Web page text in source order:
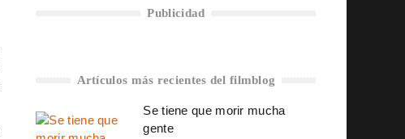
Publicidad
Artículos más recientes del filmblog
Se tiene que morir mucha
gente